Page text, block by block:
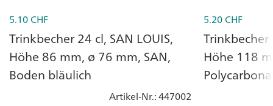
5.10CHF
Trinkbecher 24 cl, SAN LOUIS,
Höhe 86 mm, ø 76 mm, SAN,
Boden bläulich
Artikel-Nr.: 447002
5.20CHF
Trinkbecher
Höhe 118